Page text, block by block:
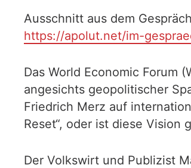
Ausschnitt aus dem
https://apolut.net/im-
Das World Economic Forum
angesichts geopolitischer
Friedrich Merz auf
Reset“, oder ist diese Vision
Der Volkswirt und Publizist